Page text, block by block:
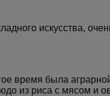
искусства,
время была
из риса с мясом и